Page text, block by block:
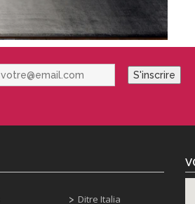
votre@email.com S'inscrire
Ditre Italia